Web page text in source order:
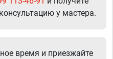
у мастера.
время и приезжайте